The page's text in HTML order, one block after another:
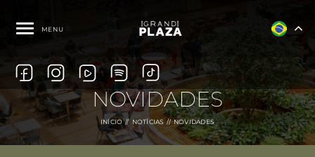
MENU
NOVIDADES
INÍCIO NOTÍCIAS NOVIDADES